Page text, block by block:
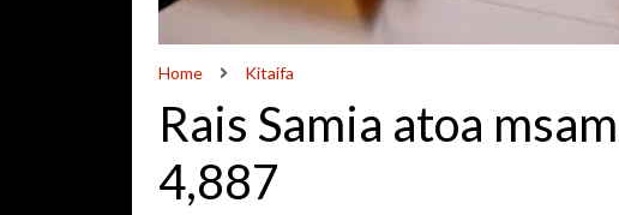
Home Kitaifa
Rais Samia atoa
4,887